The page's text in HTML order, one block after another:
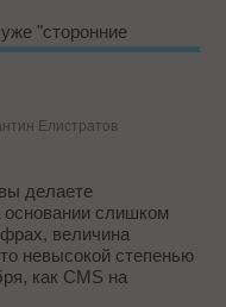
"сторонние
в свою
Елистратов
делаете
слишком
величина
невысокой степенью
как CMS на